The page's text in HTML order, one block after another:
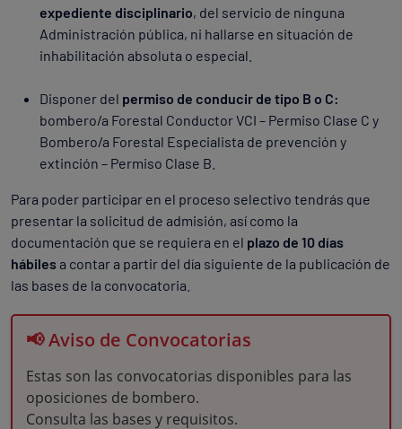
expediente disciplinario, del servicio de ninguna
Administración pública, ni hallarse en situación de
inhabilitación absoluta o especial.
Disponer del permiso de conducir de tipo B o C:
bombero/a Forestal Conductor VCI – Permiso Clase C y
Bombero/a Forestal Especialista de prevención y
extinción – Permiso Clase B.
Para poder participar en el proceso selectivo tendrás que
presentar la solicitud de admisión, así como la
documentación que se requiera en el plazo de 10 días
hábilesa contar a partir del día siguiente de la publicación de
las bases de la convocatoria.
📢 Aviso de Convocatorias
Estas son las convocatorias disponibles para las
oposiciones de bombero.
Consulta las bases y requisitos.